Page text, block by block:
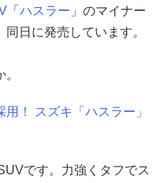
「 ハスラー 」のマイナー
日に発売しています。
！ スズキ「ハスラー」
です。力強くタフでス